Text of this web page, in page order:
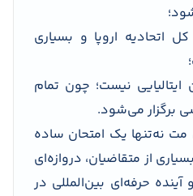
اتحادیه اروپا و بسیاری
ایتالیایی نیست؛ چون تمام
برگزار می‌شود.
نه‌تنها یک امتحان ساده
از متقاضیان، دروازه‌ای
حرفه‌ای بین‌المللی در